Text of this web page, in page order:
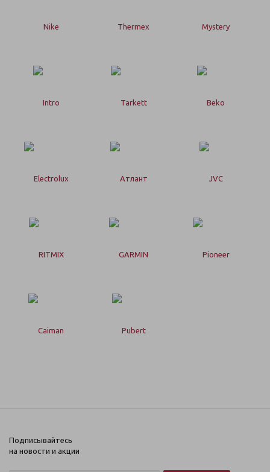
Подписывайтесь
на новости и акции